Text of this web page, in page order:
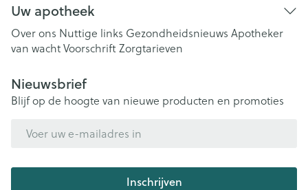
Uw apotheek
Over ons Nuttige links Gezondheidsnieuws Apotheker
van wachtVoorschriftZorgtarieven
Nieuwsbrief
Blijf op de hoogte van nieuwe producten en promoties
Inschrijven